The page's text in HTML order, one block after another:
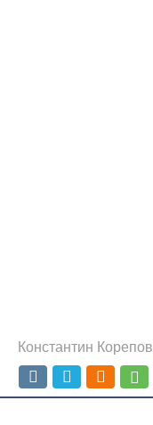
Константин Корепов